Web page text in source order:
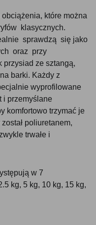
które można
klasycznych.
sprawdzą się jako
oraz przy
ze sztangą,
barki. Każdy z
wyprofilowane
i przemyślane
komfortowo trzymać je
poliuretanem,
trwałe i
w 7
kg, 5 kg, 10 kg, 15 kg,